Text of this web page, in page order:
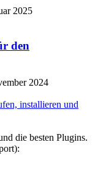
2025
den
2024
die besten Plugins.